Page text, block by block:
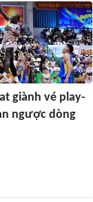
giành vé play-
ngược dòng